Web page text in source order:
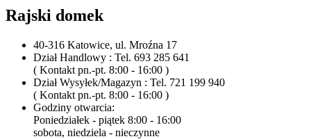
Rajski domek
40-316 Katowice, ul. Mroźna 17
Dział Handlowy : Tel. 693 285 641
( Kontakt pn.-pt. 8:00 - 16:00 )
Dział Wysyłek/Magazyn : Tel. 721 199 940
( Kontakt pn.-pt. 8:00 - 16:00 )
Godziny otwarcia:
Poniedziałek - piątek 8:00 - 16:00
sobota, niedziela - nieczynne